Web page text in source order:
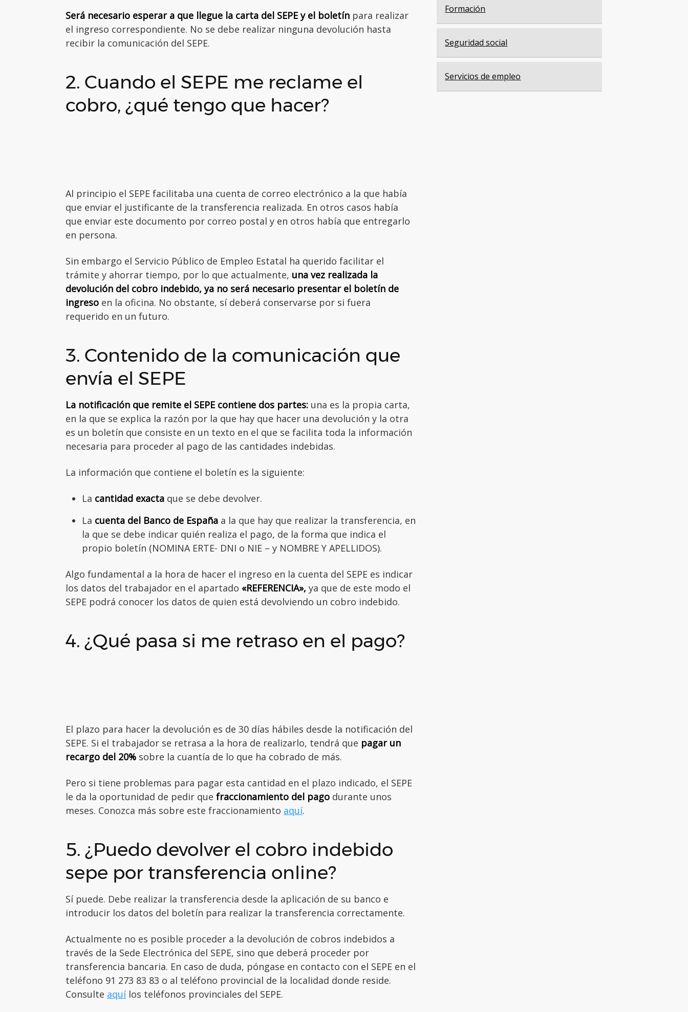
Será necesario esperar a que llegue la carta del SEPE y el boletín para realizar
el ingreso correspondiente. No se debe realizar ninguna devolución hasta
recibir la comunicación del SEPE.
2. Cuando el SEPE me reclame el
cobro, ¿qué tengo que hacer?
Al principio el SEPE facilitaba una cuenta de correo electrónico a la que había
que enviar el justificante de la transferencia realizada. En otros casos había
que enviar este documento por correo postal y en otros había que entregarlo
en persona.
Sin embargo el Servicio Público de Empleo Estatal ha querido facilitar el
trámite y ahorrar tiempo, por lo que actualmente, una vez realizada la
devolución del cobro indebido, ya no será necesario presentar el boletín de
ingreso en la oficina. No obstante, sí deberá conservarse por si fuera
requerido en un futuro.
3. Contenido de la comunicación que
envía el SEPE
La notificación que remite el SEPE contiene dos partes: una es la propia carta,
en la que se explica la razón por la que hay que hacer una devolución y la otra
es un boletín que consiste en un texto en el que se facilita toda la información
necesaria para proceder al pago de las cantidades indebidas.
La información que contiene el boletín es la siguiente:
La cantidad exacta que se debe devolver.
La cuenta del Banco de España a la que hay que realizar la transferencia, en
la que se debe indicar quién realiza el pago, de la forma que indica el
propio boletín (NOMINA ERTE- DNI o NIE – y NOMBRE Y APELLIDOS).
Algo fundamental a la hora de hacer el ingreso en la cuenta del SEPE es indicar
los datos del trabajador en el apartado «REFERENCIA», ya que de este modo el
SEPE podrá conocer los datos de quien está devolviendo un cobro indebido.
4. ¿Qué pasa si me retraso en el pago?
El plazo para hacer la devolución es de 30 días hábiles desde la notificación del
SEPE. Si el trabajador se retrasa a la hora de realizarlo, tendrá que pagar un
recargo del 20% sobre la cuantía de lo que ha cobrado de más.
Pero si tiene problemas para pagar esta cantidad en el plazo indicado, el SEPE
le da la oportunidad de pedir que fraccionamiento del pago durante unos
meses. Conozca más sobre este fraccionamiento aquí.
5. ¿Puedo devolver el cobro indebido
sepe por transferencia online?
Sí puede. Debe realizar la transferencia desde la aplicación de su banco e
introducir los datos del boletín para realizar la transferencia correctamente.
Actualmente no es posible proceder a la devolución de cobros indebidos a
través de la Sede Electrónica del SEPE, sino que deberá proceder por
transferencia bancaria. En caso de duda, póngase en contacto con el SEPE en el
teléfono 91 273 83 83 o al teléfono provincial de la localidad donde reside.
Consulte aquílos teléfonos provinciales del SEPE.
Formación
Seguridad social
Servicios de empleo